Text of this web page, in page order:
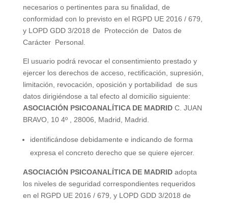
necesarios o pertinentes para su finalidad, de
conformidad con lo previsto en el RGPDUE 2016 / 679,
y LOPDGDD 3/2018 de Protección de Datos de
Carácter Personal.
El usuario podrá revocar el consentimiento prestado y
ejercer los derechos de acceso, rectificación, supresión,
limitación, revocación, oposición y portabilidad de sus
datos dirigiéndose a tal efecto al domicilio siguiente:
ASOCIACIÓN PSICOANALÍTICA DE MADRID C. JUAN
BRAVO, 10 4º , 28006, Madrid, Madrid.
identificándose debidamente e indicando de forma
expresa el concreto derecho que se quiere ejercer.
ASOCIACIÓN PSICOANALÍTICA DE MADRID adopta
los niveles de seguridad correspondientes requeridos
en el RGPDUE 2016 / 679, y LOPDGDD 3/2018 de